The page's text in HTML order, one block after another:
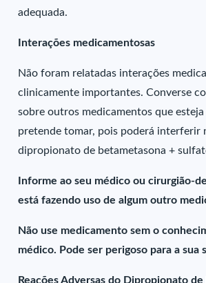
adequada.
Interações medicamentosas
Não foram relatadas interações
clinicamente importantes. Converse
sobre outros medicamentos que
pretende tomar, pois poderá interferir
dipropionato de betametasona +
Informe ao seu médico ou cirurgião-
está fazendo uso de algum outro
Não use medicamento sem o
médico. Pode ser perigoso para a sua
Reações Adversas do Dipropionato